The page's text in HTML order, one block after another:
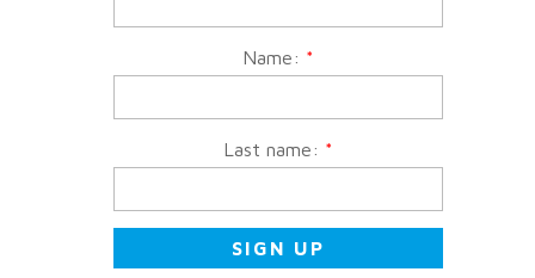
Name: *
Last name: *